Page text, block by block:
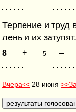
Терпение и труд
лень и их затупят.
8 + -5 –
Вчера<< 28 июня